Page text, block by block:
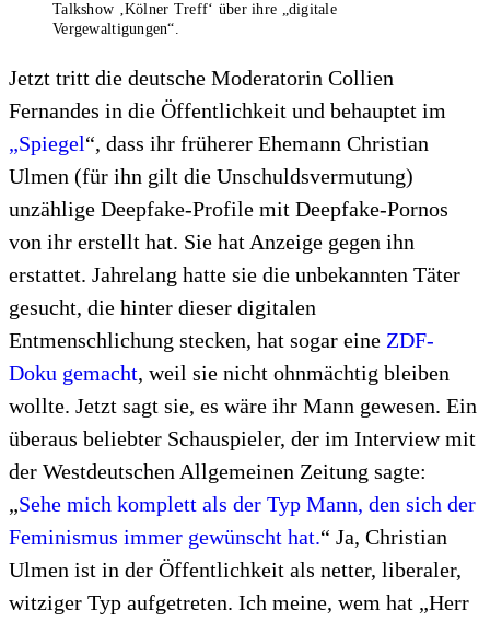
Talkshow ‚Kölner Treff‘ über ihre „digitale
Vergewaltigungen“.
Jetzt tritt die deutsche Moderatorin Collien
Fernandes in die Öffentlichkeit und behauptet im
„Spiegel“, dass ihr früherer Ehemann Christian
Ulmen (für ihn gilt die Unschuldsvermutung)
unzählige Deepfake-Profile mit Deepfake-Pornos
von ihr erstellt hat. Sie hat Anzeige gegen ihn
erstattet. Jahrelang hatte sie die unbekannten Täter
gesucht, die hinter dieser digitalen
Entmenschlichung stecken, hat sogar eine ZDF-
Doku gemacht, weil sie nicht ohnmächtig bleiben
wollte. Jetzt sagt sie, es wäre ihr Mann gewesen. Ein
überaus beliebter Schauspieler, der im Interview mit
der Westdeutschen Allgemeinen Zeitung sagte:
„Sehe mich komplett als der Typ Mann, den sich der
Feminismus immer gewünscht hat.“ Ja, Christian
Ulmen ist in der Öffentlichkeit als netter, liberaler,
witziger Typ aufgetreten. Ich meine, wem hat „Herr